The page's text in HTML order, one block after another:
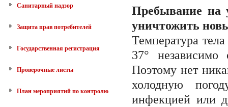
Санитарный надзор
Защита прав потребителей
Государственная регистрация
Проверочные листы
План мероприятий по контролю
Пребывание на
уничтожить
Температура
37°
Поэтому нет
холодную
инфекцией или